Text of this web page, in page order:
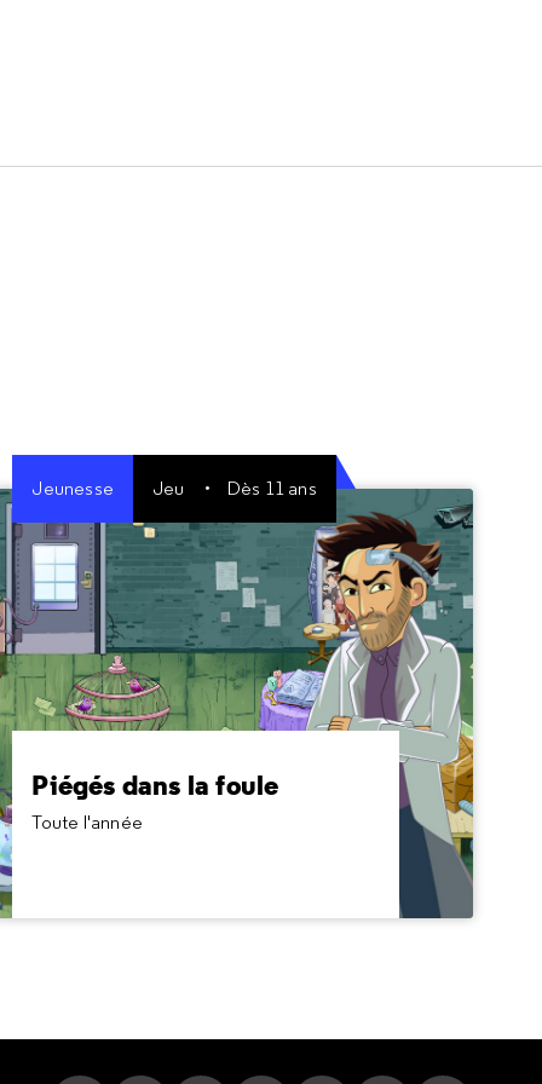
Jeunesse Jeu Dès 11 ans
Piégés dans la foule
Toute l'année
Piégés dans la foule
Toute l'année
À partir de 11 ans
Dans cet escape game collaboratif en ligne, le
dense. Pour vous libérer, vous devez, ensemble,
réussir 6 épreuves. Comment votre équipe va-t-
elle s’organiser ?